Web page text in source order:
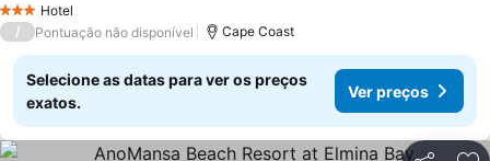
3 EstrelasHotel
/ Pontuação não disponível Cape Coast
Selecione as datas para ver os preços
exatos.
Ver preços